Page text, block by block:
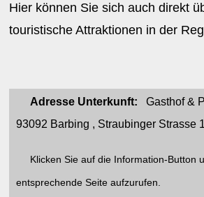
Hier können Sie sich auch direkt
touristische Attraktionen in der
Adresse Unterkunft: Gasthof &
93092 Barbing , Straubinger Strasse
Klicken Sie auf die Information-Button
entsprechende Seite aufzurufen.